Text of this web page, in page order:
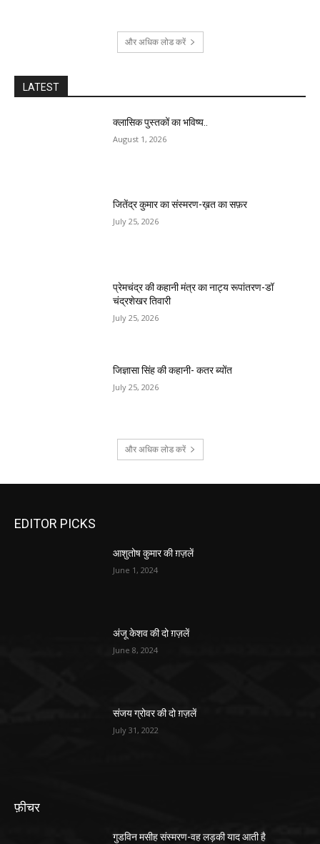
और अधिक लोड करें
LATEST
क्लासिक पुस्तकों का भविष्य..
August 1, 2026
जितेंद्र कुमार का संस्मरण-ख़त का सफ़र
July 25, 2026
प्रेमचंद्र की कहानी मंत्र का नाट्य रूपांतरण-डॉ
चंद्रशेखर तिवारी
July 25, 2026
जिज्ञासा सिंह की कहानी- कतर ब्योंत
July 25, 2026
और अधिक लोड करें
EDITOR PICKS
आशुतोष कुमार की ग़ज़लें
June 1, 2024
अंजू केशव की दो ग़ज़लें
June 8, 2024
संजय ग्रोवर की दो ग़ज़लें
July 31, 2022
फ़ीचर
गुडविन मसीह संस्मरण-वह लड़की याद आती है